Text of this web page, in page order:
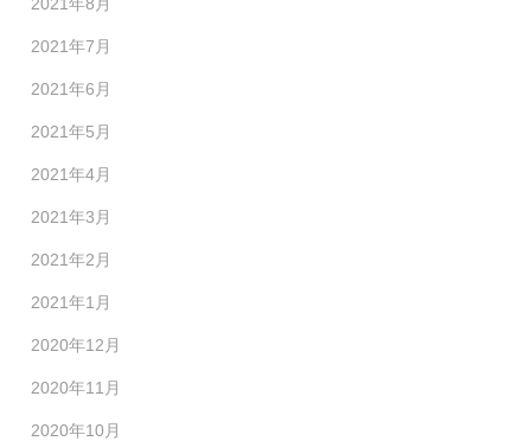
2021年7月
2021年6月
2021年5月
2021年4月
2021年3月
2021年2月
2021年1月
2020年12月
2020年11月
2020年10月